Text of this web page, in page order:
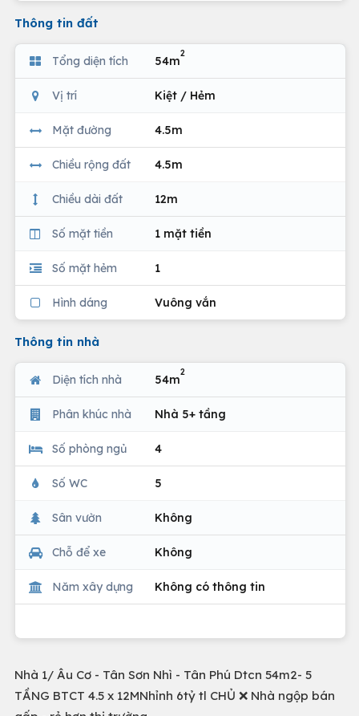
Thông tin đất
Tổng diện tích 54m
2
Vị trí Kiệt / Hẻm
Mặt đường 4.5m
Chiều rộng đất 4.5m
Chiều dài đất 12m
Số mặt tiền 1 mặt tiền
Số mặt hẻm 1
Hình dáng Vuông vắn
Thông tin nhà
Diện tích nhà 54m
2
Phân khúc nhà Nhà 5+ tầng
Số phòng ngủ 4
Số WC 5
Sân vườn Không
Chỗ để xe Không
Năm xây dựng Không có thông tin
Nhà 1/ Âu Cơ - Tân Sơn Nhì - Tân Phú Dtcn 54m2- 5
TẦNG BTCT 4.5 x 12MNhỉnh 6tỷ tl CHỦ ❌ Nhà ngộp bán